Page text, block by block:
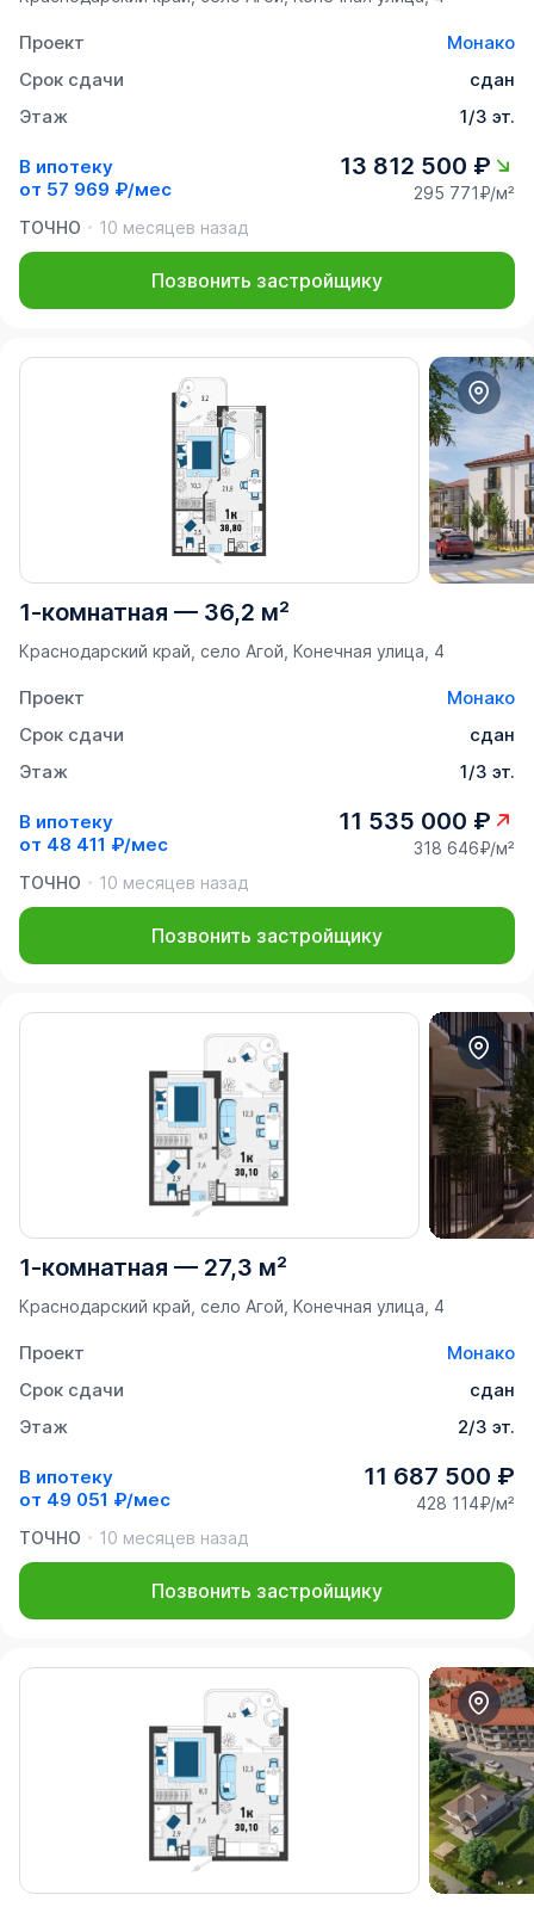
Проект
Монако
Срок сдачи
сдан
Этаж
1/3 эт.
В ипотеку
от 57 969 ₽/мес
13 812 500 ₽
295 771₽/м²
ТОЧНО
10 месяцев назад
Позвонить застройщику
1-комнатная — 36,2 м²
Краснодарский край, село Агой, Конечная улица, 4
Проект
Монако
Срок сдачи
сдан
Этаж
1/3 эт.
В ипотеку
от 48 411 ₽/мес
11 535 000 ₽
318 646₽/м²
ТОЧНО
10 месяцев назад
Позвонить застройщику
1-комнатная — 27,3 м²
Краснодарский край, село Агой, Конечная улица, 4
Проект
Монако
Срок сдачи
сдан
Этаж
2/3 эт.
В ипотеку
от 49 051 ₽/мес
11 687 500 ₽
428 114₽/м²
ТОЧНО
10 месяцев назад
Позвонить застройщику